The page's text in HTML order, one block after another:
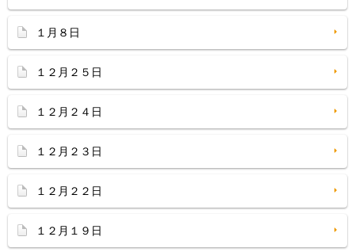
１月８日
１２月２５日
１２月２４日
１２月２３日
１２月２２日
１２月１９日